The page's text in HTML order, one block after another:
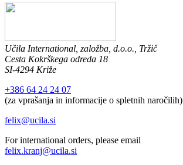
Učila International, založba, d.o.o., Tržič
Cesta Kokrškega odreda 18
SI-4294 Križe
+386 64 24 24 07
(za vprašanja in informacije o spletnih naročilih)
felix@ucila.si
For international orders, please email
felix.kranj@ucila.si